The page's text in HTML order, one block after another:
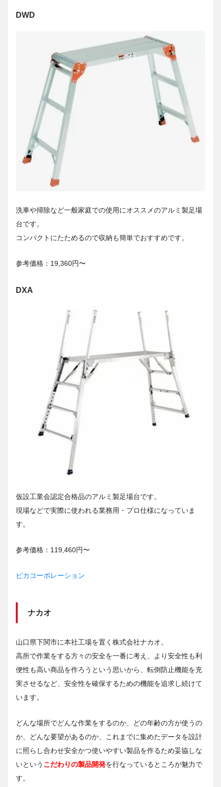
DWD
洗車や掃除など一般家庭での使用にオススメのアルミ製足場
台です。
コンパクトにたためるので収納も簡単でおすすめです。
参考価格：19,360円〜
DXA
仮設工業会認定合格品のアルミ製足場台です。
現場などで実際に使われる業務用・プロ仕様になっていま
す。
参考価格：119,460円〜
ピカコーポレーション
ナカオ
山口県下関市に本社工場を置く株式会社ナカオ。
高所で作業をする方々の安全を一番に考え、より安全性も利
便性も高い商品を作ろうという思いから、転倒防止機能を充
実させるなど、安全性を確保するための機能を追求し続けて
います。
どんな場所でどんな作業をするのか、どの年齢の方が使うの
か、どんな要望があるのか、これまでに集めたデータを設計
に照らし合わせ安全かつ使いやすい製品を作るため妥協しな
いという こだわりの製品開発を行なっているところが魅力で
す。